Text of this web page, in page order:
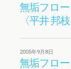
無垢フロ
〈平井 邦枝
2005年9月8日
無垢フロ